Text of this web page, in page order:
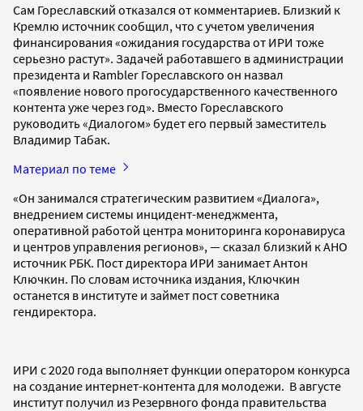
Сам Гореславский отказался от комментариев. Близкий к
Кремлю источник сообщил, что с учетом увеличения
финансирования «ожидания государства от ИРИ тоже
серьезно растут». Задачей работавшего в администрации
президента и Rambler Гореславского он назвал
«появление нового прогосударственного качественного
контента уже через год». Вместо Гореславского
руководить «Диалогом» будет его первый заместитель
Владимир Табак.
Материал по теме
«Он занимался стратегическим развитием «Диалога»,
внедрением системы инцидент-менеджмента,
оперативной работой центра мониторинга коронавируса
и центров управления регионов», — сказал близкий к АНО
источник РБК. Пост директора ИРИ занимает Антон
Ключкин. По словам источника издания, Ключкин
останется в институте и займет пост советника
гендиректора.
ИРИ с 2020 года выполняет функции оператором конкурса
на создание интернет-контента для молодежи. В августе
институт получил из Резервного фонда правительства